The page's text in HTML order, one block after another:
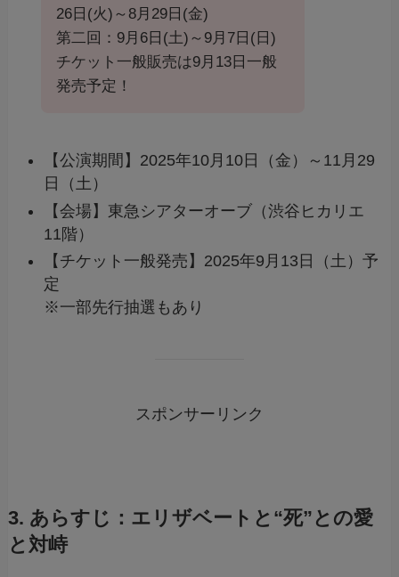
26日(火)～8月29日(金)
第二回：9月6日(土)～9月7日(日)
チケット一般販売は9月13日一般
発売予定！
【公演期間】2025年10月10日（金）～11月29
日（土）
【会場】東急シアターオーブ（渋谷ヒカリエ
11階）
【チケット一般発売】2025年9月13日（土）予
定
※一部先行抽選もあり
スポンサーリンク
3. あらすじ：エリザベートと“死”との愛
と対峙